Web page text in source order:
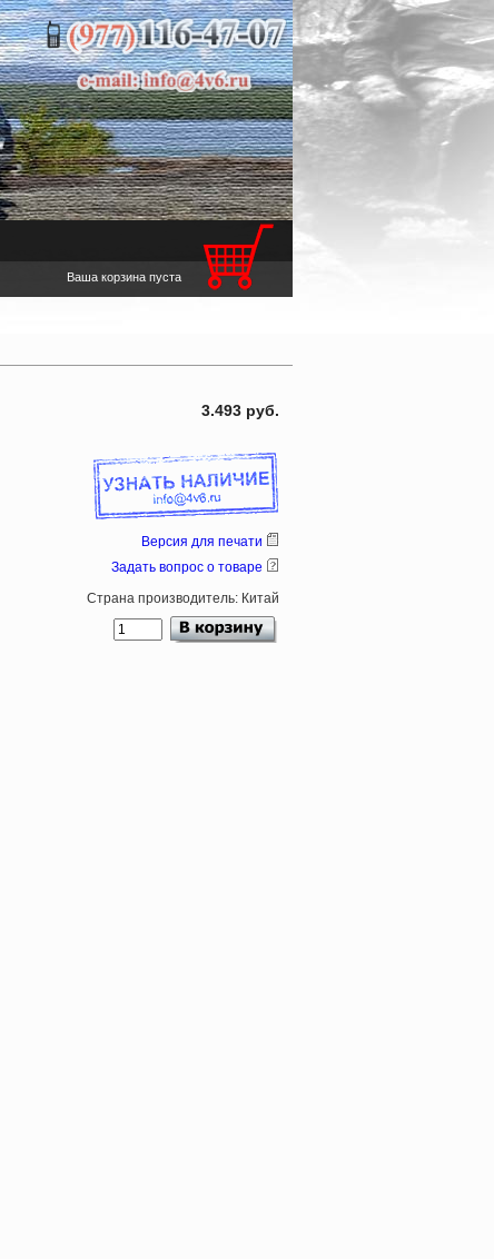
Ваша корзина пуста
3.493 руб.
Версия для печати
Задать вопрос о товаре
Страна производитель: Китай